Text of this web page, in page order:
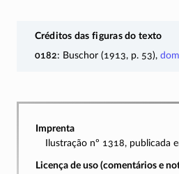
Créditos das figuras do texto
0182: Buschor (1913, p. 53),
Imprenta
Ilustração nº 1318, publicada
Licença de uso (comentários e